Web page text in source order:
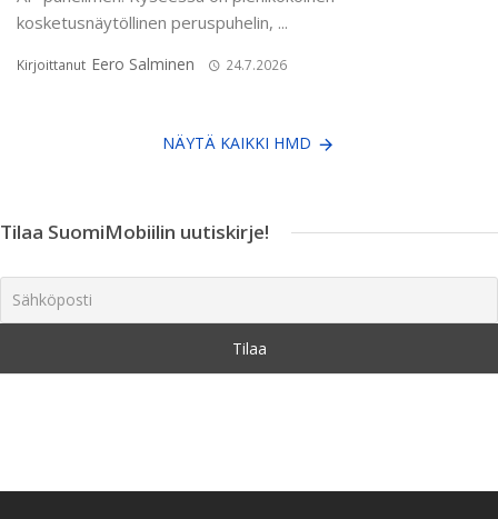
kosketusnäytöllinen peruspuhelin, ...
Kirjoittanut Eero Salminen 24.7.2026
NÄYTÄ KAIKKI HMD
Tilaa SuomiMobiilin uutiskirje!